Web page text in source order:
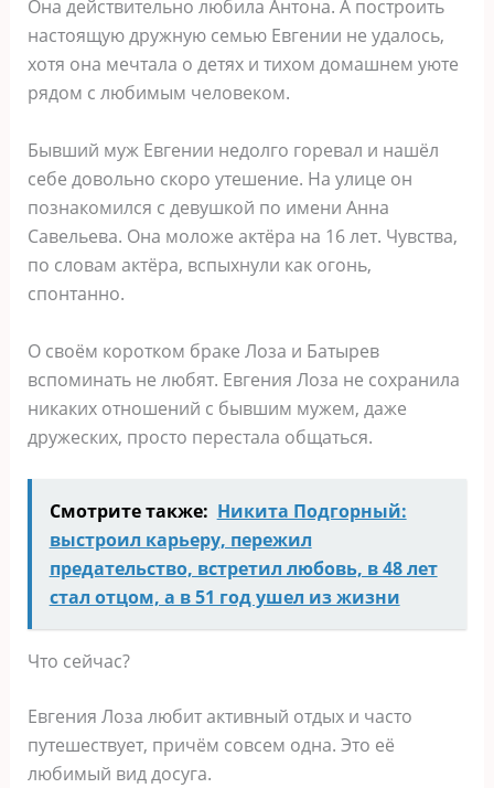
Она действительно любила Антона. А построить
настоящую дружную семью Евгении не удалось,
хотя она мечтала о детях и тихом домашнем уюте
рядом с любимым человеком.
Бывший муж Евгении недолго горевал и нашёл
себе довольно скоро утешение. На улице он
познакомился с девушкой по имени Анна
Савельева. Она моложе актёра на 16 лет. Чувства,
по словам актёра, вспыхнули как огонь,
спонтанно.
О своём коротком браке Лоза и Батырев
вспоминать не любят. Евгения Лоза не сохранила
никаких отношений с бывшим мужем, даже
дружеских, просто перестала общаться.
Смотрите также: Никита Подгорный:
выстроил карьеру, пережил
предательство, встретил любовь, в 48 лет
стал отцом, а в 51 год ушел из жизни
Что сейчас?
Евгения Лоза любит активный отдых и часто
путешествует, причём совсем одна. Это её
любимый вид досуга.